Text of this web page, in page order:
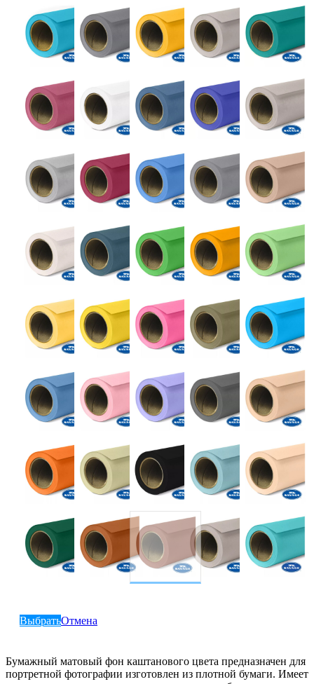
ВыбратьОтмена
Бумажный матовый фон каштанового цвета предназначен для
портретной фотографии изготовлен из плотной бумаги. Имеет